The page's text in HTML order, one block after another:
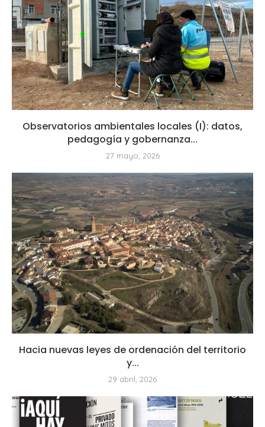
Observatorios ambientales locales (I): datos,
pedagogía y gobernanza...
27 mayo, 2026
Hacia nuevas leyes de ordenación del territorio
y...
29 abril, 2026